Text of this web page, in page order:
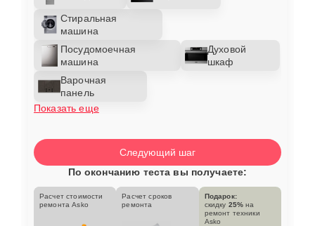
Стиральная
машина
Посудомоечная
машина
Духовой
шкаф
Варочная
панель
Показать еще
Следующий шаг
По окончанию теста вы получаете:
Расчет стоимости
ремонта Asko
Расчет сроков
ремонта
Подарок:
скидку 25% на
ремонт техники
Asko